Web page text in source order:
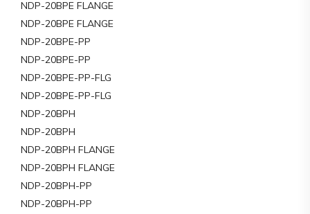
NDP-20BPE FLANGE
NDP-20BPE FLANGE
NDP-20BPE-PP
NDP-20BPE-PP
NDP-20BPE-PP-FLG
NDP-20BPE-PP-FLG
NDP-20BPH
NDP-20BPH
NDP-20BPH FLANGE
NDP-20BPH FLANGE
NDP-20BPH-PP
NDP-20BPH-PP